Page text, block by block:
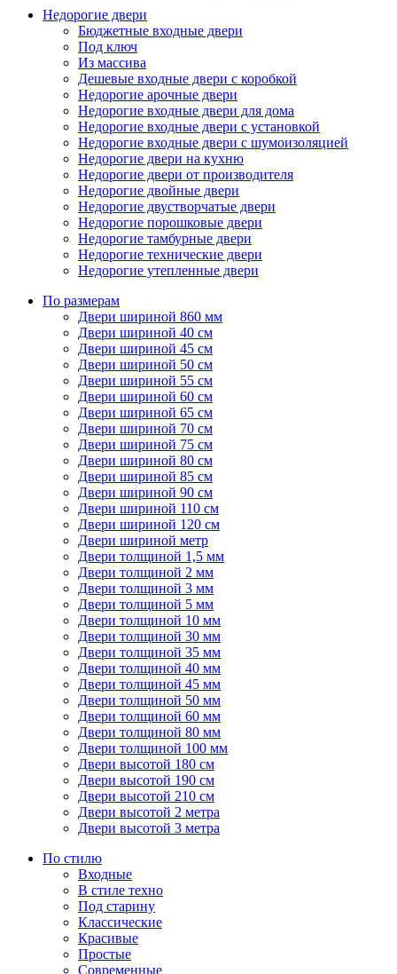
Недорогие двери
Бюджетные входные двери
Под ключ
Из массива
Дешевые входные двери с коробкой
Недорогие арочные двери
Недорогие входные двери для дома
Недорогие входные двери с установкой
Недорогие входные двери с шумоизоляцией
Недорогие двери на кухню
Недорогие двери от производителя
Недорогие двойные двери
Недорогие двустворчатые двери
Недорогие порошковые двери
Недорогие тамбурные двери
Недорогие технические двери
Недорогие утепленные двери
По размерам
Двери шириной 860 мм
Двери шириной 40 см
Двери шириной 45 см
Двери шириной 50 см
Двери шириной 55 см
Двери шириной 60 см
Двери шириной 65 см
Двери шириной 70 см
Двери шириной 75 см
Двери шириной 80 см
Двери шириной 85 см
Двери шириной 90 см
Двери шириной 110 см
Двери шириной 120 см
Двери шириной метр
Двери толщиной 1,5 мм
Двери толщиной 2 мм
Двери толщиной 3 мм
Двери толщиной 5 мм
Двери толщиной 10 мм
Двери толщиной 30 мм
Двери толщиной 35 мм
Двери толщиной 40 мм
Двери толщиной 45 мм
Двери толщиной 50 мм
Двери толщиной 60 мм
Двери толщиной 80 мм
Двери толщиной 100 мм
Двери высотой 180 см
Двери высотой 190 см
Двери высотой 210 см
Двери высотой 2 метра
Двери высотой 3 метра
По стилю
Входные
В стиле техно
Под старину
Классические
Красивые
Простые
Современные